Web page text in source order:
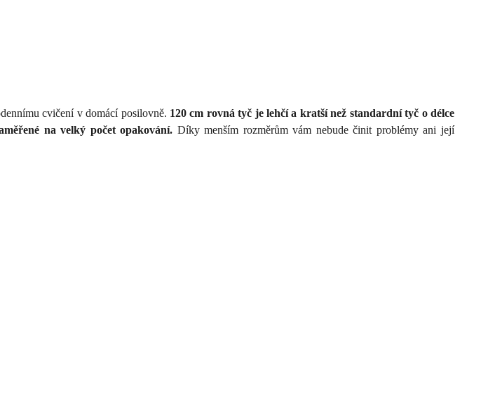
cvičení v domácí posilovně. 120 cm rovná tyč je lehčí a kratší než standardní tyč o délce
na velký počet opakování. Díky menším rozměrům vám nebude činit problémy ani její